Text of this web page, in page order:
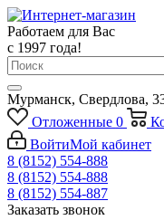
Работаем для Вас
с 1997 года!
Мурманск, Свердлова,
Отложенные 0
ВойтиМой кабинет
8 (8152) 554-888
8 (8152) 554-888
8 (8152) 554-887
Заказать звонок